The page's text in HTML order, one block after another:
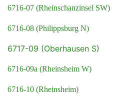
6716-07 (Rheinschanzinsel SW)
6716-08 (Philippsburg N)
6717-09 (Oberhausen S)
6716-09a (Rheinsheim W)
6716-10 (Rheinsheim)